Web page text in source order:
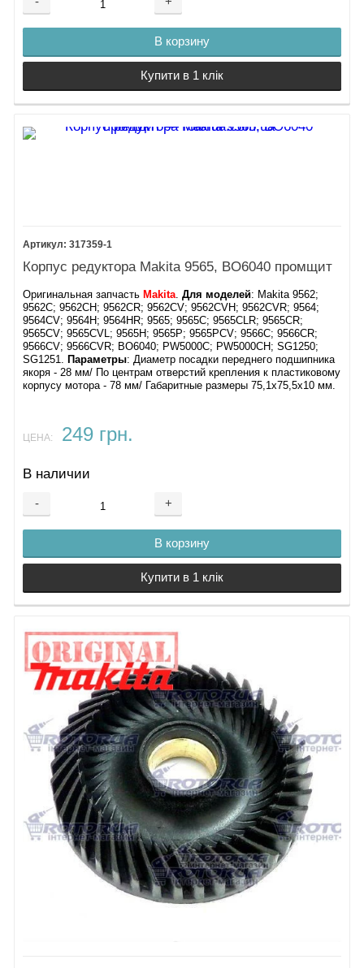
В корзину
Купити в 1 клік
317359-1
Корпус редуктора Makita 9565, BO6040 промщит
Оригинальная запчасть Makita .Для моделей: Makita 9562;
9562C; 9562CH; 9562CR; 9562CV; 9562CVH; 9562CVR; 9564;
9564CV; 9564H; 9564HR; 9565; 9565C; 9565CLR; 9565CR;
9565CV; 9565CVL; 9565H; 9565P; 9565PCV; 9566C; 9566CR;
9566CV; 9566CVR; BO6040; PW5000C; PW5000CH; SG1250;
SG1251.
Параметры: Диаметр посадки переднего подшипника
якоря - 28 мм/ По центрам отверстий крепления к пластиковому
корпусу мотора - 78 мм/ Габаритные размеры 75,1х75,5х10 мм.
ЦЕНА: 249 грн.
В наличии
- +
В корзину
Купити в 1 клік